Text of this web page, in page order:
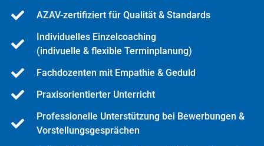
AZAV-zertifiziert für Qualität & Standards
Individuelles Einzelcoaching
(indivuelle & flexible Terminplanung)
Fachdozenten mit Empathie & Geduld
Praxisorientierter Unterricht
Professionelle Unterstützung bei Bewerbungen &
Vorstellungsgesprächen